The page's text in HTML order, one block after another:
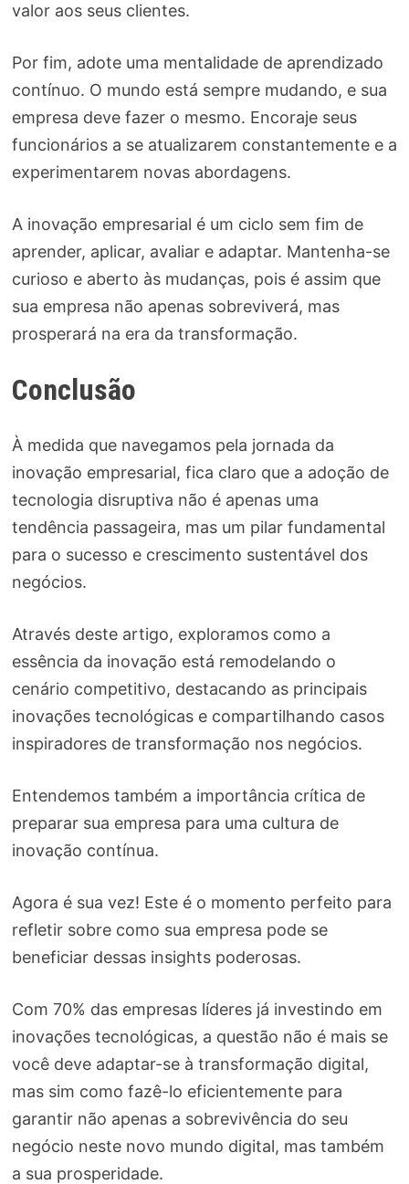
valor aos seus clientes.
Por fim, adote uma mentalidade de aprendizado
contínuo. O mundo está sempre mudando, e sua
empresa deve fazer o mesmo. Encoraje seus
funcionários a se atualizarem constantemente e a
experimentarem novas abordagens.
A inovação empresarial é um ciclo sem fim de
aprender, aplicar, avaliar e adaptar. Mantenha-se
curioso e aberto às mudanças, pois é assim que
sua empresa não apenas sobreviverá, mas
prosperará na era da transformação.
Conclusão
À medida que navegamos pela jornada da
inovação empresarial, fica claro que a adoção de
tecnologia disruptiva não é apenas uma
tendência passageira, mas um pilar fundamental
para o sucesso e crescimento sustentável dos
negócios.
Através deste artigo, exploramos como a
essência da inovação está remodelando o
cenário competitivo, destacando as principais
inovações tecnológicas e compartilhando casos
inspiradores de transformação nos negócios.
Entendemos também a importância crítica de
preparar sua empresa para uma cultura de
inovação contínua.
Agora é sua vez! Este é o momento perfeito para
refletir sobre como sua empresa pode se
beneficiar dessas insights poderosas.
Com 70% das empresas líderes já investindo em
inovações tecnológicas, a questão não é mais se
você deve adaptar-se à transformação digital,
mas sim como fazê-lo eficientemente para
garantir não apenas a sobrevivência do seu
negócio neste novo mundo digital, mas também
a sua prosperidade.